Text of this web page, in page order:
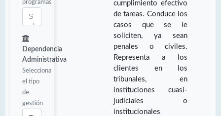
programas
Dependencia
Administrativa
Selecciona
el tipo
de
gestión
cumplimiento efectivo
de tareas. Conduce los
casos que se le
soliciten, ya sean
penales o civiles.
Representa a los
clientes en los
tribunales, en
instituciones cuasi-
judiciales o
institucionales